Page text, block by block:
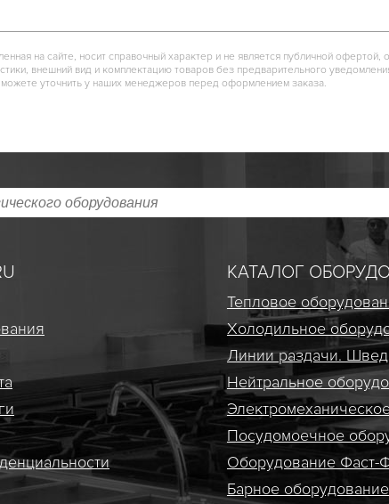
на сайте, носит справочный характер и не является публичной
внешний вид и комплектацию товаров без предварительного
можете уточнить у наших менеджеров перед оформлением заказа.
КАТАЛОГ
Тепловое
Холодильное
Линии раздачи.
Нейтральное
Посудомоечное
Оборудование Фаст-
Барное оборудование